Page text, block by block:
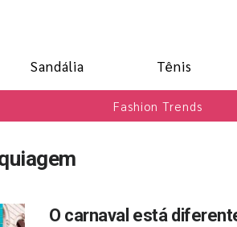
Sandália Tênis
Fashion Trends
O carnaval está